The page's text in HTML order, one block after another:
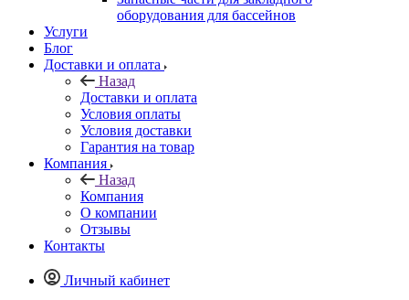
оборудования для бассейнов
Услуги
Блог
Доставки и оплата
Назад
Доставки и оплата
Условия оплаты
Условия доставки
Гарантия на товар
Компания
Назад
Компания
О компании
Отзывы
Контакты
Личный кабинет